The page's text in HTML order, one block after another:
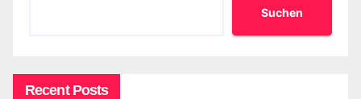
Suchen
Recent Posts